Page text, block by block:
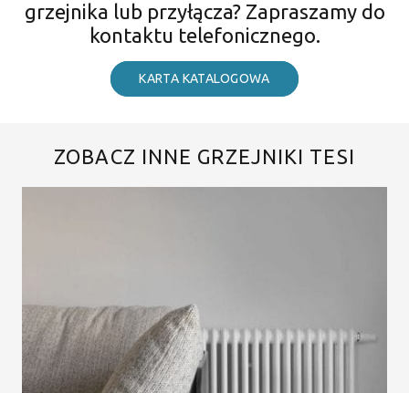
grzejnika lub przyłącza? Zapraszamy do
kontaktu telefonicznego.
KARTA KATALOGOWA
ZOBACZ INNE GRZEJNIKI TESI